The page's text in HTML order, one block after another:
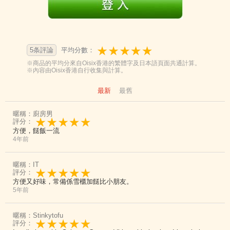
最新 最舊
5条評論 平均分數：
※商品的平均分來自Oisix香港的繁體字及日本語頁面共通計算。
※內容由Oisix香港自行收集與計算。
暱稱：廚房男
評分：
方便，餸飯一流
4年前
暱稱：IT
評分：
方便又好味，常備係雪櫃加餸比小朋友。
5年前
暱稱：Stinkytofu
評分：